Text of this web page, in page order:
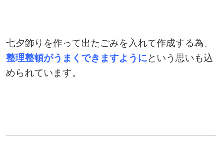
七夕飾りを作って出たごみを入れて作成する為、
整理整頓がうまくできますようにという思いも込
められています。